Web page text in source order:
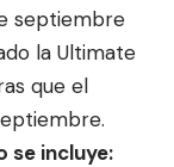
septiembre
la Ultimate
que el
se incluye: